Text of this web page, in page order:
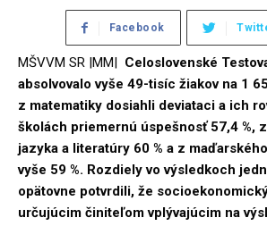
Facebook
MŠVVM SR |MM| Celoslovenské
absolvovalo vyše 49-tisíc žiakov na 1
z matematiky dosiahli deviataci a ich
školách priemernú úspešnosť 57,4 %,
jazyka a literatúry 60 % a z
vyše 59 %. Rozdiely vo výsledkoch
opätovne potvrdili, že
určujúcim činiteľom vplývajúcim na